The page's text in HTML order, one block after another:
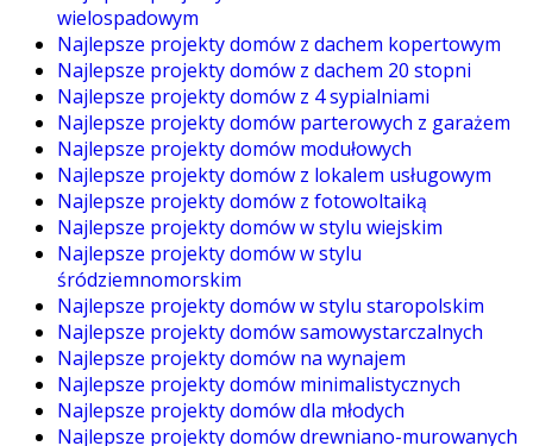
wielospadowym
Najlepsze projekty domów z dachem kopertowym
Najlepsze projekty domów z dachem 20 stopni
Najlepsze projekty domów z 4 sypialniami
Najlepsze projekty domów parterowych z garażem
Najlepsze projekty domów modułowych
Najlepsze projekty domów z lokalem usługowym
Najlepsze projekty domów z fotowoltaiką
Najlepsze projekty domów w stylu wiejskim
Najlepsze projekty domów w stylu
śródziemnomorskim
Najlepsze projekty domów w stylu staropolskim
Najlepsze projekty domów samowystarczalnych
Najlepsze projekty domów na wynajem
Najlepsze projekty domów minimalistycznych
Najlepsze projekty domów dla młodych
Najlepsze projekty domów drewniano-murowanych